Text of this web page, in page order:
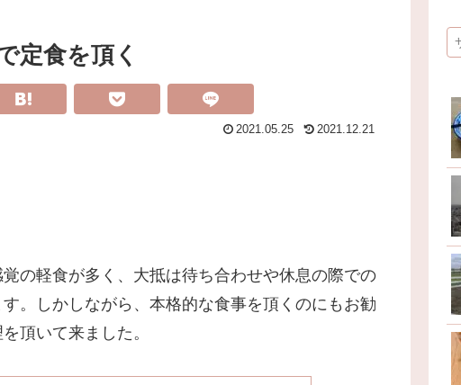
定食を頂く
2021.05.25 2021.12.21
の軽食が多く、大抵は待ち合わせや休息の際での
。しかしながら、本格的な食事を頂くのにもお勧
頂いて来ました。